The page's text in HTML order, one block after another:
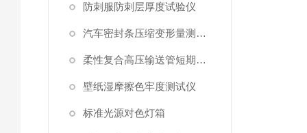
防刺服防刺层厚度试验仪
汽车密封条压缩变形量测试仪
柔性复合高压输送管短期静水压强度测试仪
壁纸湿摩擦色牢度测试仪
标准光源对色灯箱